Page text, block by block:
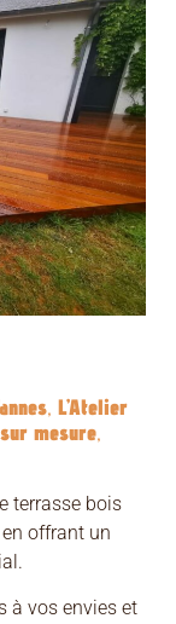
, L’Atelier
mesure,
terrasse bois
offrant un
à vos envies et